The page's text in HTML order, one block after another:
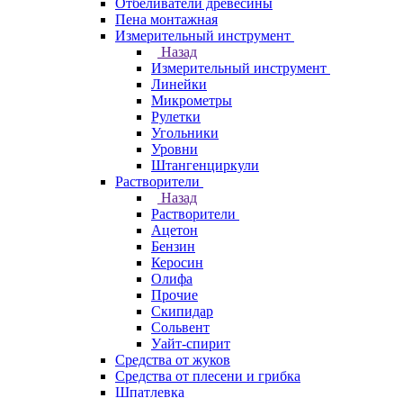
Отбеливатели древесины
Пена монтажная
Измерительный инструмент
Назад
Измерительный инструмент
Линейки
Микрометры
Рулетки
Угольники
Уровни
Штангенциркули
Растворители
Назад
Растворители
Ацетон
Бензин
Керосин
Олифа
Прочие
Скипидар
Сольвент
Уайт-спирит
Средства от жуков
Средства от плесени и грибка
Шпатлевка